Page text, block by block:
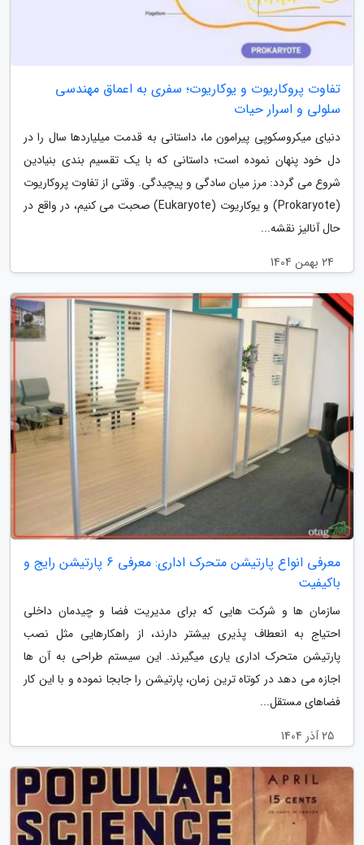
تفاوت پروکاریوت و یوکاریوت؛ سفری به اعماق مهندسی
سلولی و اسرار حیات
دنیای میکروسکوپی پیرامون ما، داستانی به قدمت میلیاردها سال را در
دل خود پنهان نموده است؛ داستانی که با یک تقسیم بندی بنیادین
شروع می گردد: مرز میان سادگی و پیچیدگی. وقتی از تفاوت پروکاریوت
(Prokaryote) و یوکاریوت (Eukaryote) صحبت می کنیم، در واقع در
حال آنالیز نقشه...
24 بهمن 1404
معرفی انواع پارتیشن متحرک اداری: معرفی 6 پارتیشن رایج و
باکیفیت
سازمان ها و شرکت هایی که برای مدیریت فضا و چیدمان داخلی
احتیاج به انعطاف پذیری بیشتر دارند، از راهکارهایی مثل نصب
پارتیشن متحرک اداری یاری میگیرند. این سیستم طراحی به آن ها
اجازه می دهد در کوتاه ترین زمان، پارتیشن را جابجا نموده و با این کار
فضاهای مستقل...
25 آذر 1404